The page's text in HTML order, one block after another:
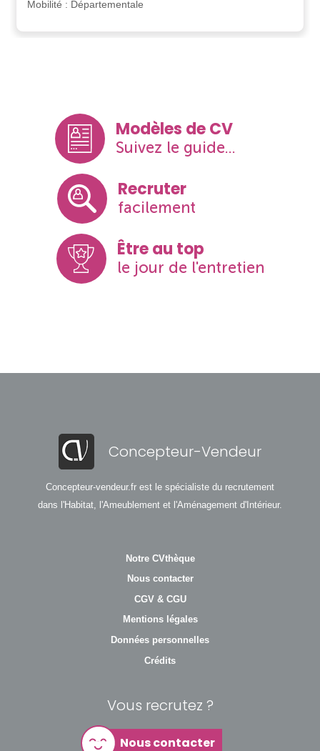
Mobilité : Départementale
Modèles de CV
Suivez le guide...
Recruter
facilement
Être au top
le jour de l'entretien
Concepteur-Vendeur
Concepteur-vendeur.fr est le spécialiste du recrutement
dans l'Habitat, l'Ameublement et l'Aménagement d'Intérieur.
Notre CVthèque
Nous contacter
CGV & CGU
Mentions légales
Données personnelles
Crédits
Vous recrutez ?
Nous contacter